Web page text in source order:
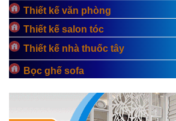
Thiết kế văn phòng
Thiết kế salon tóc
Thiết kế nhà thuốc tây
Bọc ghế sofa